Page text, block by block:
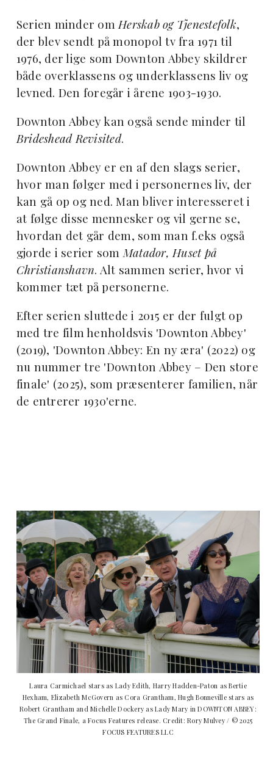
Serien minder om Herskab og Tjenestefolk,
der blev sendt på monopol tv fra 1971 til
1976, der lige som Downton Abbey skildrer
både overklassens og underklassens liv og
levned. Den foregår i årene 1903-1930.
Downton Abbey kan også sende minder til
Brideshead Revisited.
Downton Abbey er en af den slags serier,
hvor man følger med i personernes liv, der
kan gå op og ned. Man bliver interesseret i
at følge disse mennesker og vil gerne se,
hvordan det går dem, som man f.eks også
gjorde i serier som Matador, Huset på
Christianshavn. Alt sammen serier, hvor vi
kommer tæt på personerne.
Efter serien sluttede i 2015 er der fulgt op
med tre film henholdsvis 'Downton Abbey'
(2019), 'Downton Abbey: En ny æra' (2022) og
nu nummer tre 'Downton Abbey – Den store
finale' (2025), som præsenterer familien, når
de entrerer 1930'erne.
Laura Carmichael stars as Lady Edith, Harry Hadden-Paton as Bertie
Hexham, Elizabeth McGovern as Cora Grantham, Hugh Bonneville stars as
Robert Grantham and Michelle Dockery as Lady Mary in DOWNTON ABBEY:
The Grand Finale, a Focus Features release. Credit: Rory Mulvey / © 2025
FOCUS FEATURES LLC